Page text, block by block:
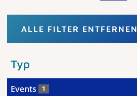
ALLE FILTER ENTFERNEN
Typ
Events 1